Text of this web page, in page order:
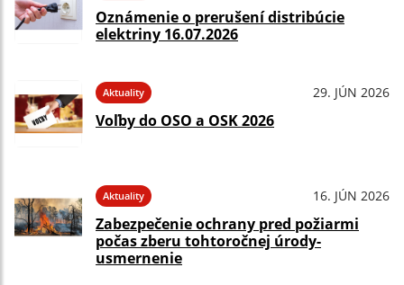
Oznámenie o prerušení distribúcie
elektriny 16.07.2026
Aktuality 29. JÚN 2026
Voľby do OSO a OSK 2026
Aktuality 16. JÚN 2026
Zabezpečenie ochrany pred požiarmi
počas zberu tohtoročnej úrody-
usmernenie